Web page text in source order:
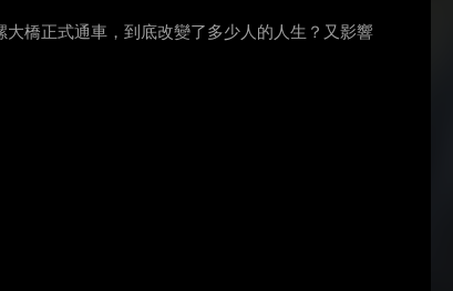
橋正式通車，到底改變了多少人的人生？又影響